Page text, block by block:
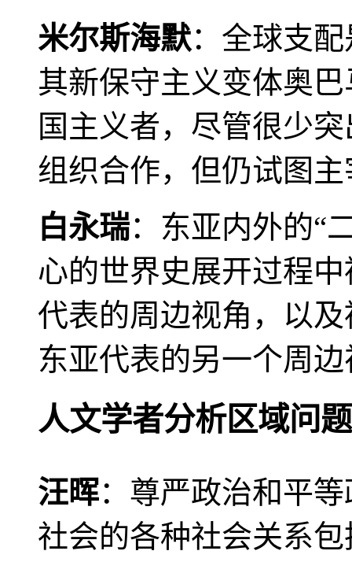
米尔斯海默：全球支
其新保守主义变体奥
国主义者，尽管很少
组织合作，但仍试图
白永瑞：东亚内外的“
心的世界史展开过程
代表的周边视角，以
东亚代表的另一个周
人文学者分析区域问题
汪晖：尊严政治和平
社会的各种社会关系